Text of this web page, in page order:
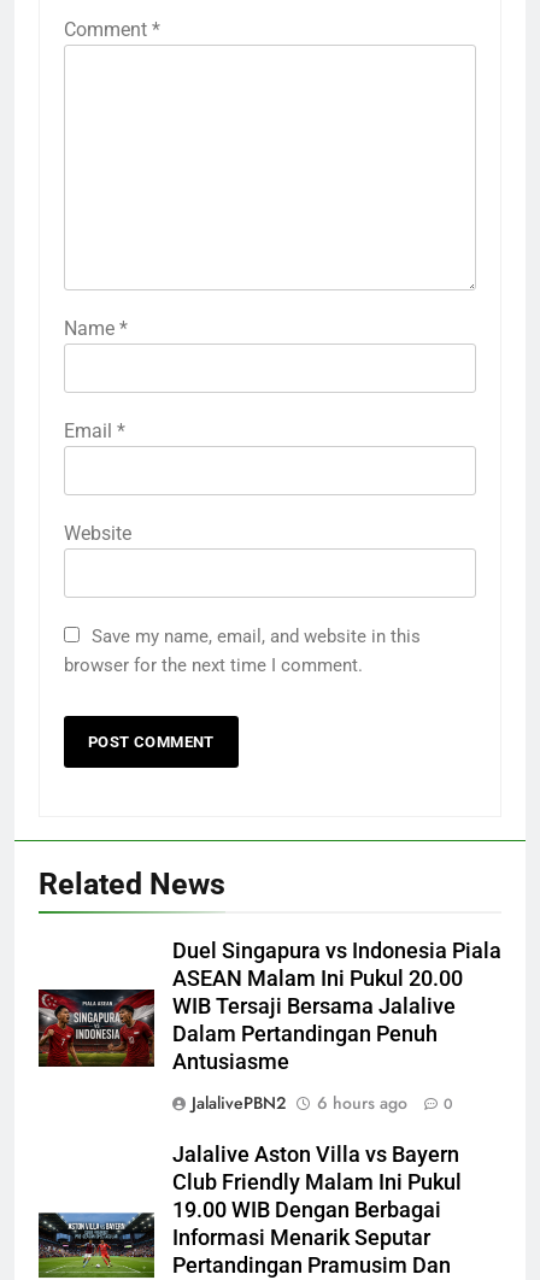
Comment *
Name *
Email *
Website
Save my name, email, and website in this
browser for the next time I comment.
Related News
Duel Singapura vs Indonesia Piala
ASEAN Malam Ini Pukul 20.00
WIB Tersaji Bersama Jalalive
Dalam Pertandingan Penuh
Antusiasme
JalalivePBN2
6 hours ago 0
Jalalive Aston Villa vs Bayern
Club Friendly Malam Ini Pukul
19.00 WIB Dengan Berbagai
Informasi Menarik Seputar
Pertandingan Pramusim Dan